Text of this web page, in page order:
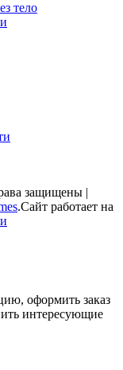
тело
защищены |
.Сайт работает на
оформить заказ
интересующие